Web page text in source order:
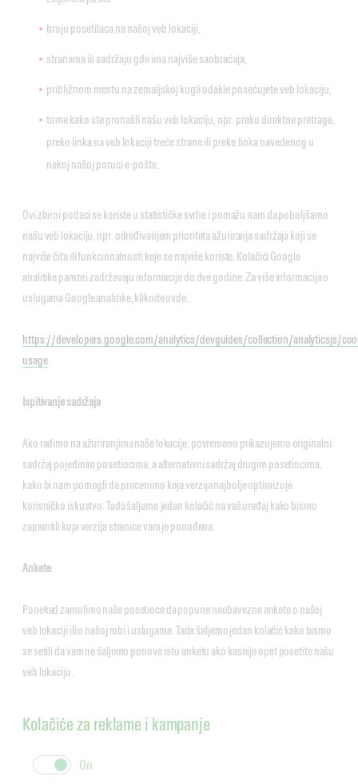
broju posetilaca na našoj veb lokaciji,
stranama ili sadržaju gde ima najviše saobraćaja,
približnom mestu na zemaljskoj kugli odakle posećujete veb lokaciju,
tome kako ste pronašli našu veb lokaciju, npr. preko direktne pretrage,
preko linka na veb lokaciji treće strane ili preko linka navedenog u
nekoj našoj poruci e-pošte.
Ovi zbirni podaci se koriste u statističke svrhe i pomažu nam da poboljšamo
našu veb lokaciju, npr. određivanjem prioriteta ažuriranja sadržaja koji se
najviše čita ili funkcionalnosti koje se najviše koriste. Kolačići Google
analitike pamte i zadržavaju informacije do dve godine. Za više informacija o
uslugama Google analitike, kliknite ovde:
https://developers.google.com/analytics/devguides/collection/analyticsjs/
usage
Ispitivanje sadržaja
Ako radimo na ažuriranjima naše lokacije, povremeno prikazujemo originalni
sadržaj pojedinim posetiocima, a alternativni sadržaj drugim posetiocima,
kako bi nam pomogli da procenimo koja verzija najbolje optimizuje
korisničko iskustvo. Tada šaljemo jedan kolačić na vaš uređaj kako bismo
zapamtili koja verzija stranice vam je ponuđena.
Ankete
Ponekad zamolimo naše posetioce da popune neobavezne ankete o našoj
veb lokaciji ili o našoj robi i uslugama. Tada šaljemo jedan kolačić kako bismo
se setili da vam ne šaljemo ponovo istu anketu ako kasnije opet posetite našu
veb lokaciju.
Kolačiće za reklame i kampanje
cookie